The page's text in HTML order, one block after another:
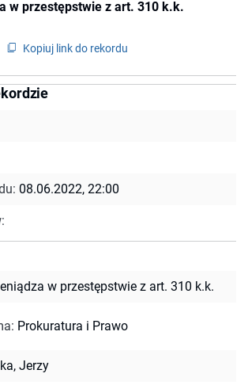
w przestępstwie z art. 310 k.k.
Kopiuj link do rekordu
08.06.2022, 22:00
w przestępstwie z art. 310 k.k.
: Prokuratura i Prawo
Jerzy